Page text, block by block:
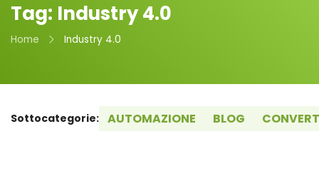
Tag: Industry 4.0
Home Industry 4.0
Sottocategorie: AUTOMAZIONE BLOG